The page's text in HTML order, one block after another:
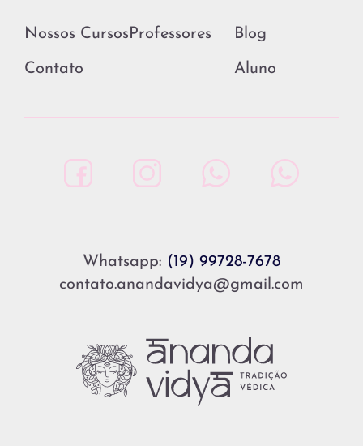
Whatsapp: (19) 99728-7678
contato.anandavidya@gmail.com
Nossos CursosProfessores Blog
Contato Aluno